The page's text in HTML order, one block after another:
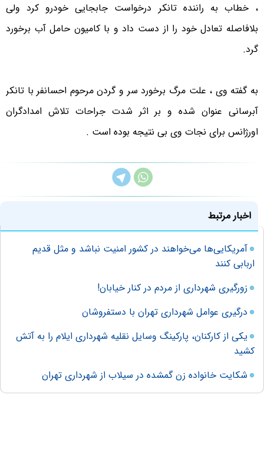
، خطاب به راننده تانکر درخواست جابجایی خودرو کرد ولی
بلافاصله تعادل خود را از دست داد و با کامیون حامل آب برخورد
گرد.
به گفته وی ، علت مرگ برخورد سر و گردن مرحوم احسانفر با تانکر
آبرسانی عنوان شده و بر اثر شدت جراحات تلاش امدادگران
اورژانس برای نجات وی بی نتیجه بوده است .
اخبار مرتبط
آمریکایی‌ها می‌خواهند در کشور امنیت نباشد و مثل قدیم
اربابی کنند
زورگیری شهرداری از مردم در کنار خیابان!
درگیری عوامل شهرداری تهران با دستفروشان
یکی از کارکنان، پارکینگ وسایل نقلیه شهرداری ایلام را به آتش
کشید
شکایت خانواده زن گمشده در سیلاب از شهرداری تهران